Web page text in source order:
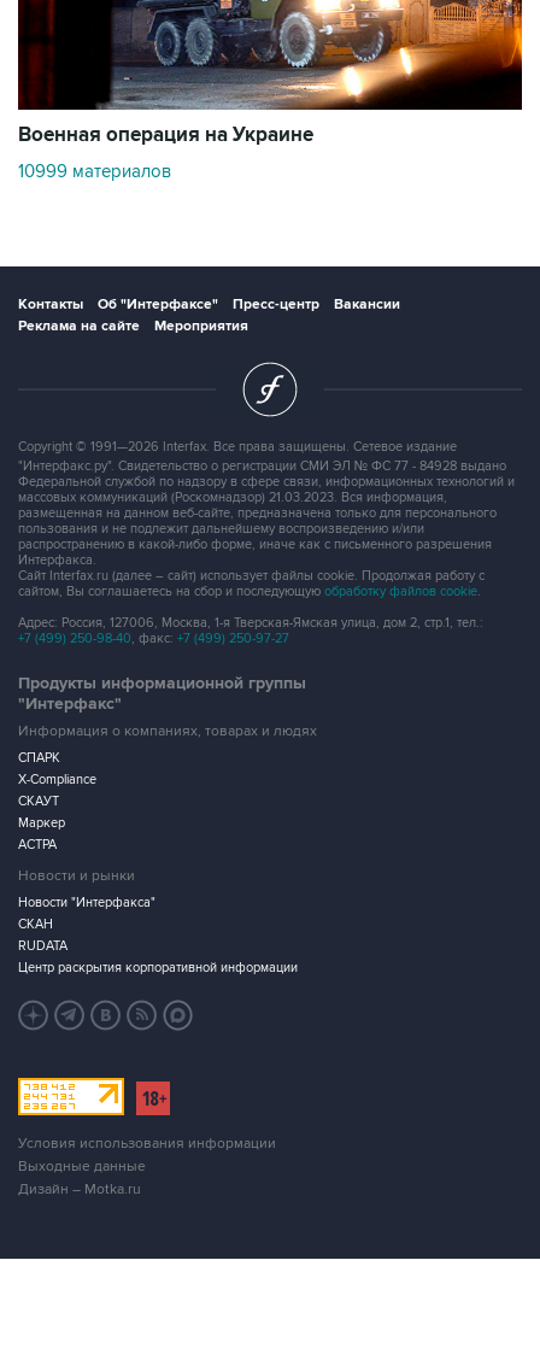
Военная операция на Украине
10999 материалов
Контакты Об "Интерфаксе" Пресс-центр
Вакансии
Реклама на сайте
Мероприятия
Copyright © 1991—2026 Interfax. Все права защищены. Сетевое издание
"Интерфакс.ру". Свидетельство о регистрации СМИ ЭЛ № ФС 77 - 84928 выдано
Федеральной службой по надзору в сфере связи, информационных технологий и
массовых коммуникаций (Роскомнадзор) 21.03.2023. Вся информация,
размещенная на данном веб-сайте, предназначена только для персонального
пользования и не подлежит дальнейшему воспроизведению и/или
распространению в какой-либо форме, иначе как с письменного разрешения
Интерфакса.
Сайт Interfax.ru (далее – сайт) использует файлы cookie. Продолжая работу с
сайтом, Вы соглашаетесь на сбор и последующую обработку файлов cookie.
Адрес: Россия, 127006, Москва, 1-я Тверская-Ямская улица, дом 2, стр.1, тел.:
+7 (499) 250-98-40, факс: +7 (499) 250-97-27
Продукты информационной группы
"Интерфакс"
Информация о компаниях, товарах и людях
СПАРК
X-Compliance
СКАУТ
Маркер
АСТРА
Новости и рынки
Новости "Интерфакса"
СКАН
RUDATA
Центр раскрытия корпоративной информации
Условия использования информации
Выходные данные
Дизайн – Motka.ru